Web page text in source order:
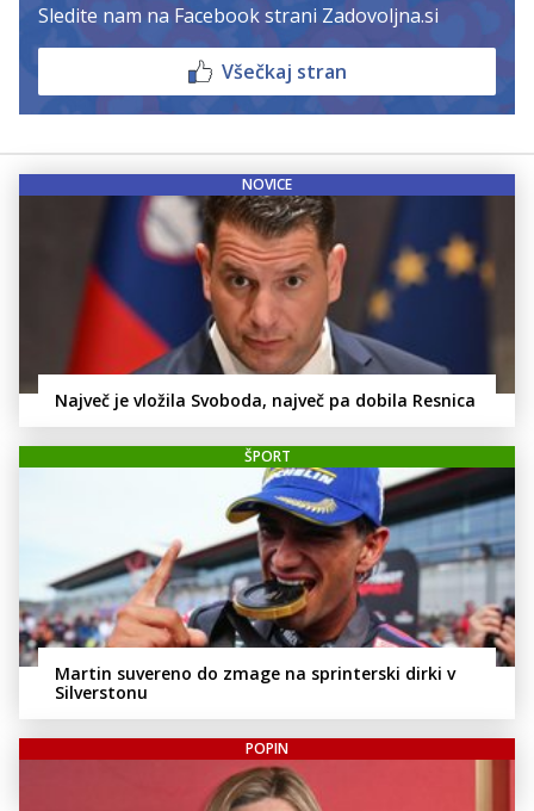
Sledite nam na Facebook strani Zadovoljna.si
Všečkaj stran
NOVICE
Največ je vložila Svoboda, največ pa dobila Resnica
ŠPORT
Martin suvereno do zmage na sprinterski dirki v
Silverstonu
POPIN